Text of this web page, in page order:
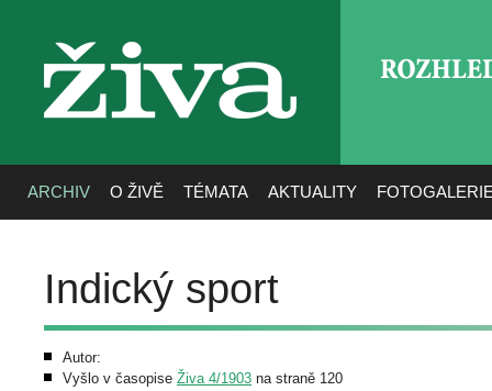
živa
ARCHIV O ŽIVĚ TÉMATA AKTUALITY
Indický sport
Autor:
Vyšlo v časopise Živa 4/1903 na straně 120